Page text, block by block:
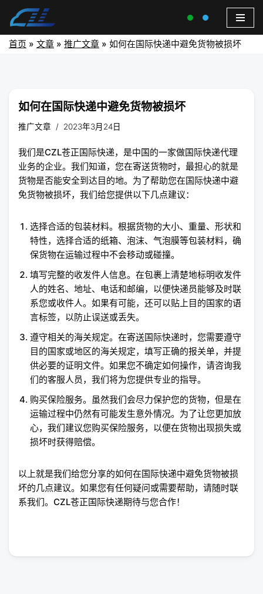
首页 » 文章 » 推广文章 » 如何在国际快递中避免货物被损坏
如何在国际快递中避免货物被损坏
推广文章 2023年3月24日
我们是CZL苍正国际快递，是中国的一家做国际快递代理
业务的企业。我们知道，您在寄送货物时，最担心的就是
货物是否能安全到达目的地。为了帮助您在国际快递中避
免货物被损坏，我们给您提供以下几点建议：
选择合适的包装材料。根据货物的大小、重量、形状和
特性，选择合适的纸箱、泡沫、气泡膜等包装材料，确
保货物在运输过程中不会移动或碰撞。
填写完整的收发件人信息。在包裹上清楚地标明收发件
人的姓名、地址、电话和邮编，以便快递员能够及时联
系您或收件人。如果有可能，还可以贴上目的国家的语
言标签，以防止误送或丢失。
遵守相关的海关规定。在寄送国际快递时，您需要遵守
目的国家或地区的海关规定，填写正确的报关单，并提
供必要的证明文件。如果您不确定如何操作，请咨询我
们的客服人员，我们将为您提供专业的指导。
购买保险服务。虽然我们会尽力保护您的货物，但是在
运输过程中仍然有可能发生意外情况。为了让您更加放
心，我们建议您购买保险服务，以便在货物出现损失或
损坏时获得赔偿。
以上就是我们给您分享的如何在国际快递中避免货物被损
坏的几点建议。如果您有任何疑问或需要帮助，请随时联
系我们。CZL苍正国际快递期待与您合作！